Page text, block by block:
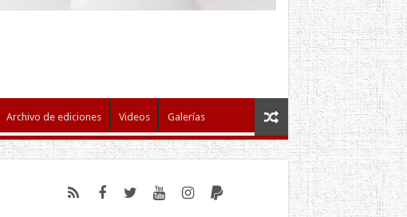
Archivo de ediciones Videos Galerías